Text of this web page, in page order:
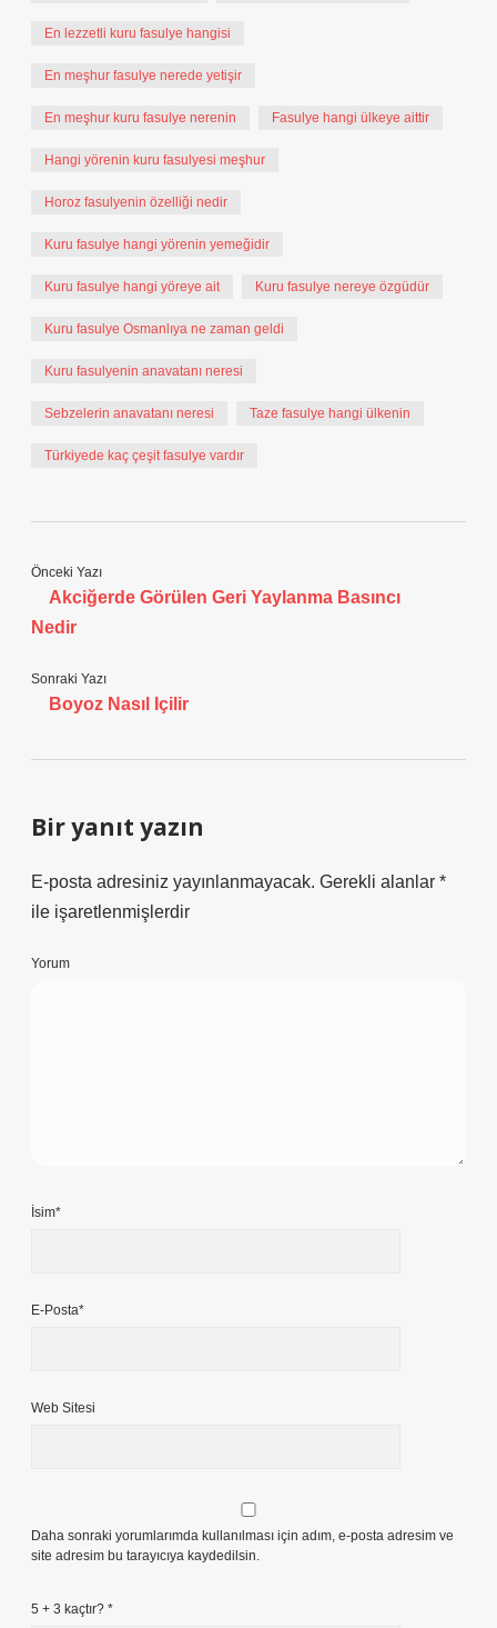
En lezzetli kuru fasulye hangisi
En meşhur fasulye nerede yetişir
En meşhur kuru fasulye nerenin Fasulye hangi ülkeye aittir
Hangi yörenin kuru fasulyesi meşhur
Horoz fasulyenin özelliği nedir
Kuru fasulye hangi yörenin yemeğidir
Kuru fasulye hangi yöreye ait Kuru fasulye nereye özgüdür
Kuru fasulye Osmanlıya ne zaman geldi
Kuru fasulyenin anavatanı neresi
Sebzelerin anavatanı neresi Taze fasulye hangi ülkenin
Türkiyede kaç çeşit fasulye vardır
Önceki Yazı
Akciğerde Görülen Geri Yaylanma Basıncı
Nedir
Sonraki Yazı
Boyoz Nasıl Içilir
Bir yanıt yazın
E-posta adresiniz yayınlanmayacak. Gerekli alanlar *
ile işaretlenmişlerdir
Yorum
İsim*
E-Posta*
Web Sitesi
Daha sonraki yorumlarımda kullanılması için adım, e-posta adresim ve
site adresim bu tarayıcıya kaydedilsin.
5 + 3 kaçtır? *